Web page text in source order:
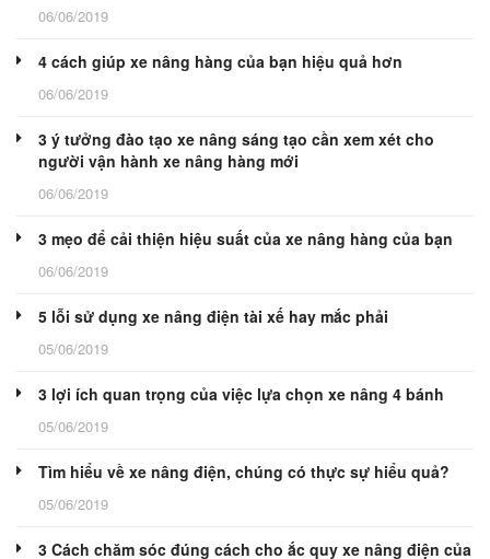
06/06/2019
4 cách giúp xe nâng hàng của bạn hiệu quả hơn
06/06/2019
3 ý tưởng đào tạo xe nâng sáng tạo cần xem xét cho
người vận hành xe nâng hàng mới
06/06/2019
3 mẹo để cải thiện hiệu suất của xe nâng hàng của bạn
06/06/2019
5 lỗi sử dụng xe nâng điện tài xế hay mắc phải
05/06/2019
3 lợi ích quan trọng của việc lựa chọn xe nâng 4 bánh
05/06/2019
Tìm hiểu về xe nâng điện, chúng có thực sự hiểu quả?
05/06/2019
3 Cách chăm sóc đúng cách cho ắc quy xe nâng điện của